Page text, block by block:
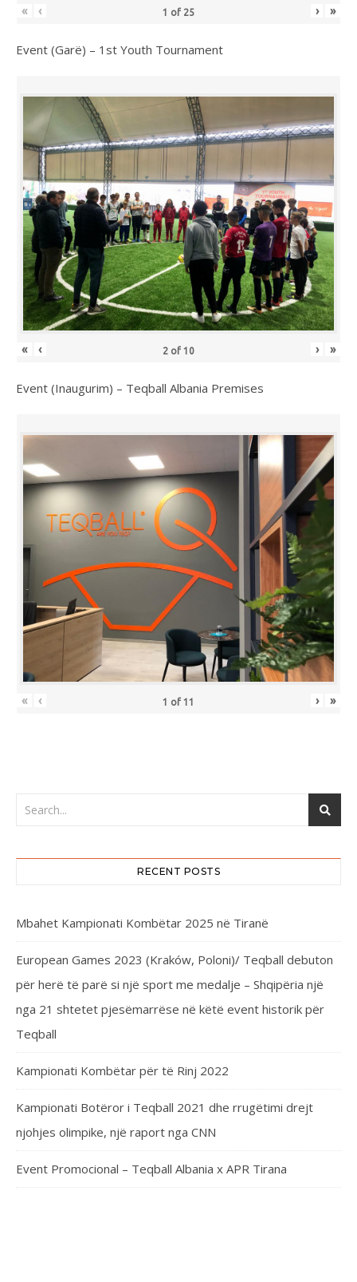
« ‹ 1 of 25 › »
Event (Garë) – 1st Youth Tournament
« ‹ 2 of 10 › »
Event (Inaugurim) – Teqball Albania Premises
« ‹ 1 of 11 › »
RECENT POSTS
Mbahet Kampionati Kombëtar 2025 në Tiranë
European Games 2023 (Kraków, Poloni)/ Teqball debuton
për herë të parë si një sport me medalje – Shqipëria një
nga 21 shtetet pjesëmarrëse në këtë event historik për
Teqball
Kampionati Kombëtar për të Rinj 2022
Kampionati Botëror i Teqball 2021 dhe rrugëtimi drejt
njohjes olimpike, një raport nga CNN
Event Promocional – Teqball Albania x APR Tirana